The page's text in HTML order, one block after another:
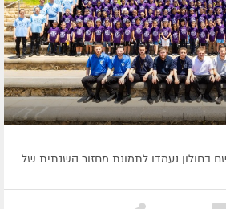
בחולון נעמדו לתמונת מחזור השנתית של